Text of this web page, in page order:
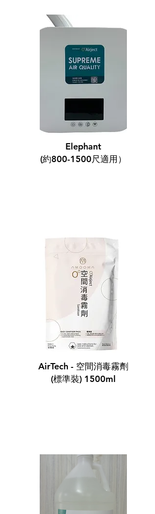
Elephant
(約800-1500尺適用）
AirTech - 空間消毒霧劑
(標準裝) 1500ml